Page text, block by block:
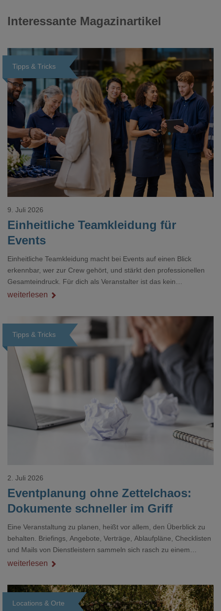
Interessante Magazinartikel
Tipps & Tricks
Loading...
Einheitliche Teamkleidung für
Events
9. Juli 2026
Einheitliche Teamkleidung macht bei Events auf einen Blick
erkennbar, wer zur Crew gehört, und stärkt den professionellen
Gesamteindruck. Für dich als Veranstalter ist das kein
Nebenthema: Bei Textilien mit Stickerei oder mehreren
weiterlesen
Tipps & Tricks
Loading...
Eventplanung ohne Zettelchaos:
Dokumente schneller im Griff
2. Juli 2026
Eine Veranstaltung zu planen, heißt vor allem, den Überblick zu
behalten. Briefings, Angebote, Verträge, Ablaufpläne, Checklisten
und Mails von Dienstleistern sammeln sich rasch zu einem
unübersichtlichen Stapel. Wer schon einmal kurz vor einem Event
Dokument gesucht hat, kennt das mulmige Gefühl.
weiterlesen
Locations & Orte